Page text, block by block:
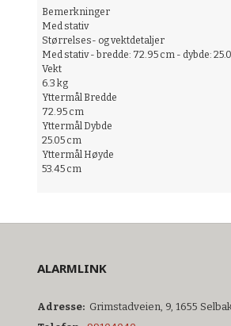
Bemerkninger
Med stativ
Størrelses- og vektdetaljer
Med stativ - bredde: 72.95 cm - dybde:
Vekt
6.3 kg
Yttermål Bredde
72.95 cm
Yttermål Dybde
25.05 cm
Yttermål Høyde
53.45 cm
ALARMLINK
Adresse: Grimstadveien, 9, 1655